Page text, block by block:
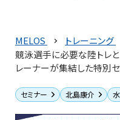
MELOS
トレーニング
競泳選手に必要な陸トレ
レーナーが集結した特別セ
セミナー 北島康介